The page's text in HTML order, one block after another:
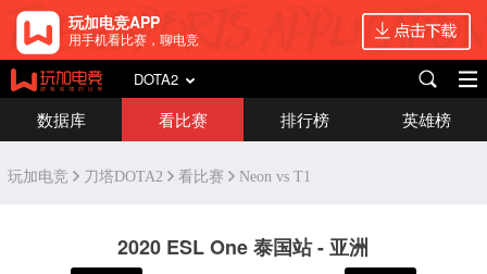
玩加电竞APP
用手机看比赛，聊电竞
DOTA2
数据库 看比赛 排行榜 英雄榜
玩加电竞 刀塔DOTA2 看比赛 Neon vs T1
2020 ESL One 泰国站 - 亚洲